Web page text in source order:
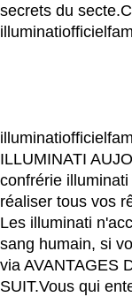
secrets du
ILLUMINATI
confrérie
réaliser tous vos
Les illuminati
sang humain, si
via AVANTAGES
SUIT.Vous qui